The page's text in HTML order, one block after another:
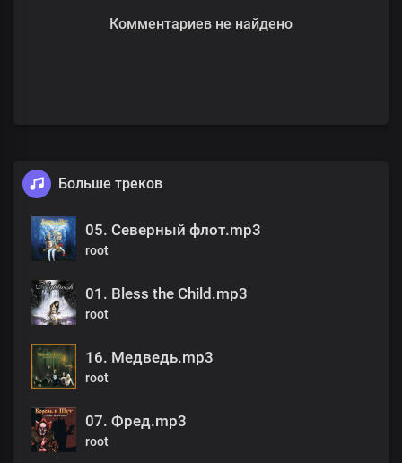
Комментариев не найдено
Больше треков
05. Северный флот.mp3
root
01. Bless the Child.mp3
root
16. Медведь.mp3
root
07. Фред.mp3
root